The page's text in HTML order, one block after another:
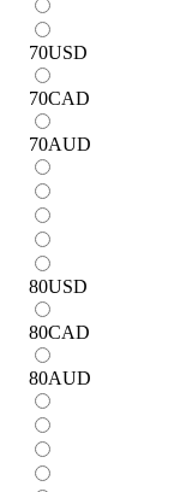
70USD
70CAD
70AUD
80USD
80CAD
80AUD